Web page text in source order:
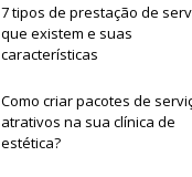
7 tipos de prestação de
que existem e suas
características
Como criar pacotes de
atrativos na sua clínica de
estética?